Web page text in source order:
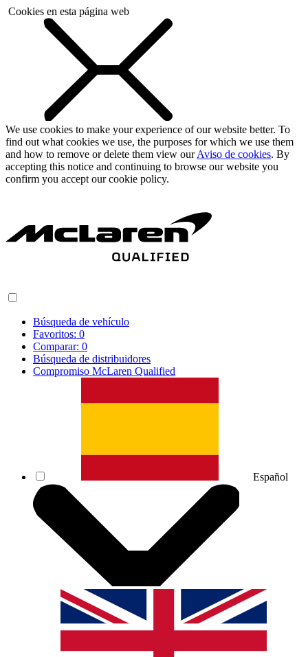
Cookies en esta página web
We use cookies to make your experience of our website better. To
find out what cookies we use, the purposes for which we use them
and how to remove or delete them view ourAviso de cookies. By
accepting this notice and continuing to browse our website you
confirm you accept our cookie policy.
Búsqueda de vehículo
Favoritos: 0
Comparar: 0
Búsqueda de distribuidores
Compromiso McLaren Qualified
Español